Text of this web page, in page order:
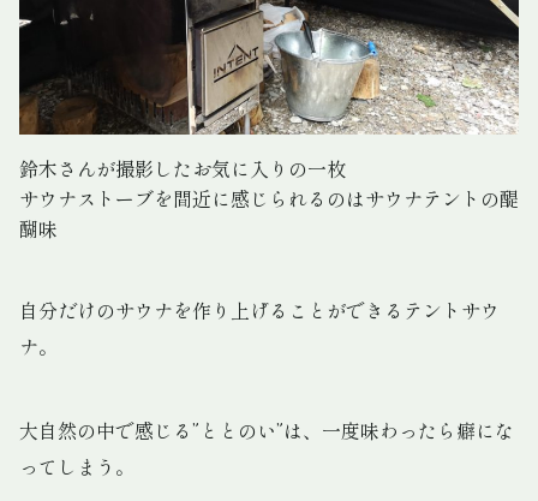
鈴木さんが撮影したお気に入りの一枚
サウナストーブを間近に感じられるのはサウナテントの醍
醐味
自分だけのサウナを作り上げることができるテントサウ
ナ。
大自然の中で感じる”ととのい”は、一度味わったら癖にな
ってしまう。